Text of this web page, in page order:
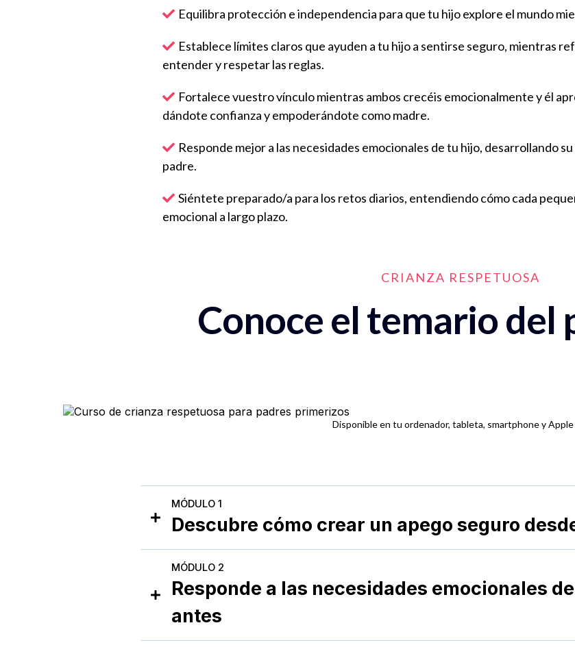
Equilibra protección e independencia para que tu hijo explore el mundo
Establece límites claros que ayuden a tu hijo a sentirse seguro, mientras
entender y respetar las reglas.
Fortalece vuestro vínculo mientras ambos crecéis emocionalmente y él
dándote confianza y empoderándote como madre.
Responde mejor a las necesidades emocionales de tu hijo, desarrollando
padre.
Siéntete preparado/a para los retos diarios, entendiendo cómo cada
emocional a largo plazo.
CRIANZA RESPETUOSA
Conoce el temario del
Disponible en tu ordenador, tableta, smartphone y
MÓDULO 1
Descubre cómo crear un apego seguro
El poder de un apego seguro
MÓDULO 2
Responde a las necesidades emocionales
antes